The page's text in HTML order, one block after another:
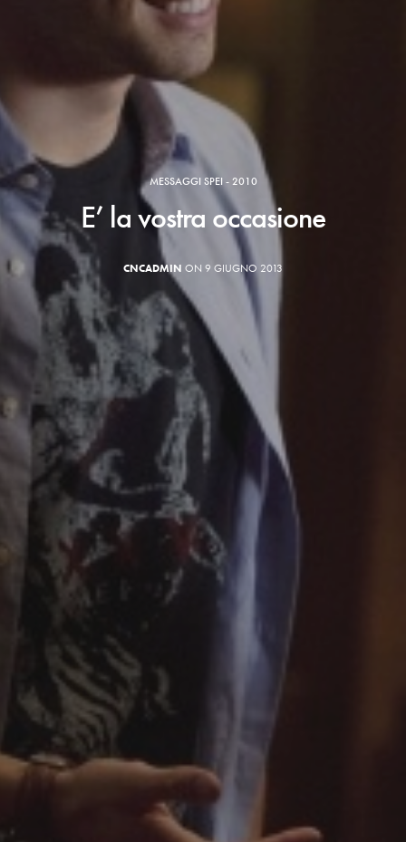
MESSAGGI SPEI - 2010
E’ la vostra occasione
CNCADMIN ON 9 GIUGNO 2013